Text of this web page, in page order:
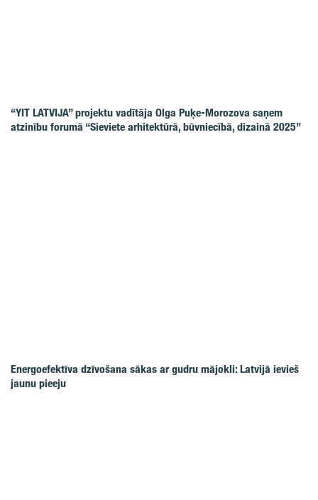
“YIT LATVIJA” projektu vadītāja Olga Puķe-Morozova saņem
atzinību forumā “Sieviete arhitektūrā, būvniecībā, dizainā 2025”
Energoefektīva dzīvošana sākas ar gudru mājokli: Latvijā ievieš
jaunu pieeju